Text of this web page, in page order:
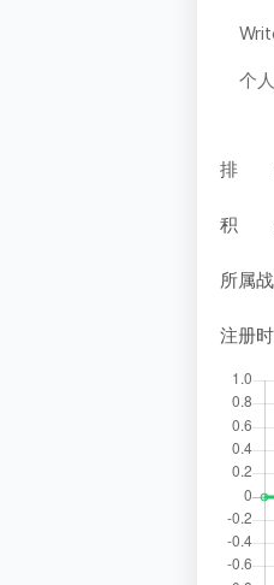
个
排
积
所属
注册时